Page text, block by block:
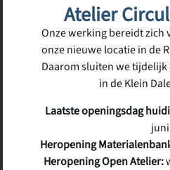
Afmetingen:
+-320 cm ×47 cm × 5,8
€95m²
Atelier
Onze werking bereidt zich
onze nieuwe locatie in de
Daarom sluiten we
in de Klein
Laatste openingsdag
juni
Heropening
Heropening Open Atelier: